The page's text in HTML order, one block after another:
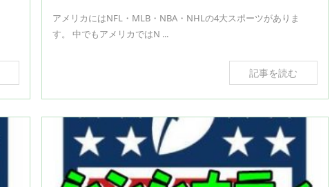
アメリカにはNFL・MLB・NBA・NHLの4大スポーツがありま
す。 中でもアメリカではN ...
記事を読む